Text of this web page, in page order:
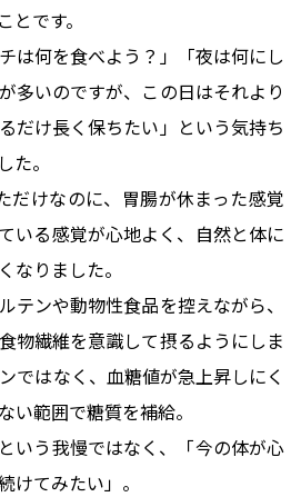
です。
は何を食べよう？」「夜は何にし
多いのですが、この日はそれより
だけ長く保ちたい」という気持ち
た。
だけなのに、胃腸が休まった感覚
いる感覚が心地よく、自然と体に
なりました。
テンや動物性食品を控えながら、
物繊維を意識して摂るようにしま
ではなく、血糖値が急上昇しにく
い範囲で糖質を補給。
いう我慢ではなく、「今の体が心
けてみたい」。